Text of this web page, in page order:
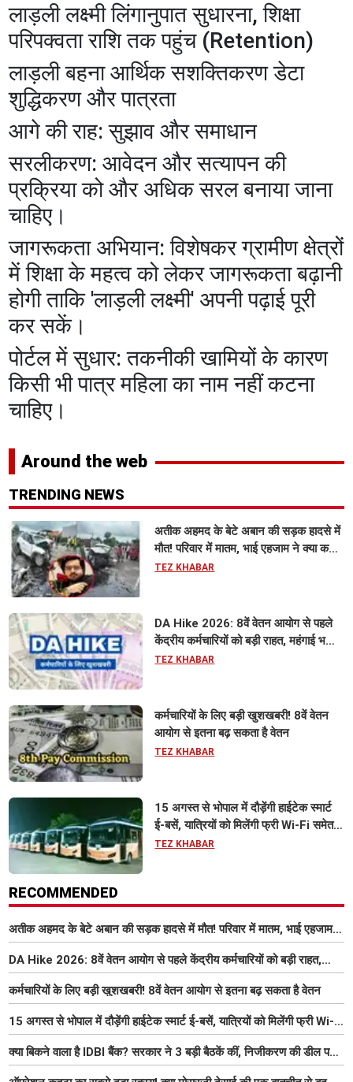
लाड़ली लक्ष्मी लिंगानुपात सुधारना, शिक्षा
परिपक्वता राशि तक पहुंच (Retention)
लाड़ली बहना आर्थिक सशक्तिकरण डेटा
शुद्धिकरण और पात्रता
आगे की राह: सुझाव और समाधान
​सरलीकरण: आवेदन और सत्यापन की
प्रक्रिया को और अधिक सरल बनाया जाना
चाहिए।
​जागरूकता अभियान: विशेषकर ग्रामीण क्षेत्रों
में शिक्षा के महत्व को लेकर जागरूकता बढ़ानी
होगी ताकि 'लाड़ली लक्ष्मी' अपनी पढ़ाई पूरी
कर सकें।
​पोर्टल में सुधार: तकनीकी खामियों के कारण
किसी भी पात्र महिला का नाम नहीं कटना
चाहिए।
Around the web
TRENDING NEWS
अतीक अहमद के बेटे अबान की सड़क हादसे में
मौत! परिवार में मातम, भाई एहजाम ने क्या कहा?
जानिए पूरा मामला
TEZ KHABAR
DA Hike 2026: 8वें वेतन आयोग से पहले
केंद्रीय कर्मचारियों को बड़ी राहत, महंगाई भत्ता
63% होने की संभावना
TEZ KHABAR
कर्मचारियों के लिए बड़ी खुशखबरी! 8वें वेतन
आयोग से इतना बढ़ सकता है वेतन
TEZ KHABAR
15 अगस्त से भोपाल में दौड़ेंगी हाईटेक स्मार्ट
ई-बसें, यात्रियों को मिलेंगी फ्री Wi-Fi समेत
आधुनिक सुविधा
TEZ KHABAR
RECOMMENDED
अतीक अहमद के बेटे अबान की सड़क हादसे में मौत! परिवार में मातम, भाई एहजाम ने
क्या कहा? जानिए पूरा मामला
DA Hike 2026: 8वें वेतन आयोग से पहले केंद्रीय कर्मचारियों को बड़ी राहत,
महंगाई भत्ता 63% होने की संभावना
कर्मचारियों के लिए बड़ी खुशखबरी! 8वें वेतन आयोग से इतना बढ़ सकता है वेतन
15 अगस्त से भोपाल में दौड़ेंगी हाईटेक स्मार्ट ई-बसें, यात्रियों को मिलेंगी फ्री Wi-
Fi समेत आधुनिक सुविधा
क्या बिकने वाला है IDBI बैंक? सरकार ने 3 बड़ी बैठकें कीं, निजीकरण की डील पर
बढ़ी हलचल